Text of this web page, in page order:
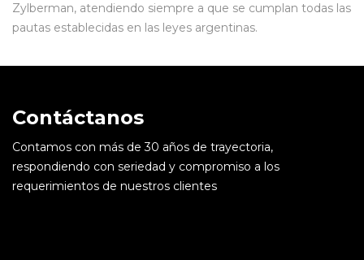
Zylberman, atendiendo siempre a que se cumplan todas las
pautas establecidas en las leyes argentinas.
Contáctanos
Contamos con más de 30 años de trayectoria,
respondiendo con seriedad y compromiso a los
requerimientos de nuestros clientes